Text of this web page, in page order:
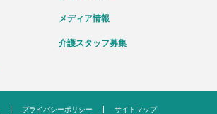
メディア情報
介護スタッフ募集
プライバシーポリシー サイトマップ